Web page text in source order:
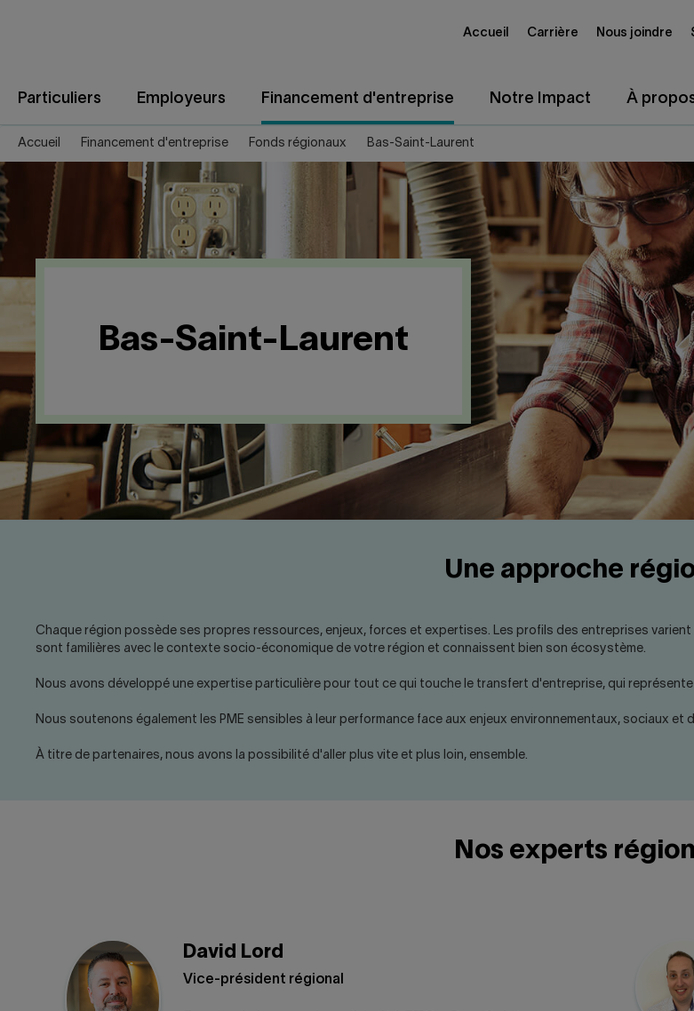
Particuliers Employeurs Financement d'entreprise Notre Impact À
Accueil Carrière Nous joindre
Accueil Financement d'entreprise Fonds régionaux Bas-Saint-Laurent
Bas-Saint-Laurent
Une approche
Chaque région possède ses propres ressources, enjeux, forces et expertises. Les profils des entreprises
sont familières avec le contexte socio-économique de votre région et connaissent bien son écosystème.
Nous avons développé une expertise particulière pour tout ce qui touche le transfert d'entreprise, qui
Nous soutenons également les PME sensibles à leur performance face aux enjeux environnementaux, sociaux et
À titre de partenaires, nous avons la possibilité d'aller plus vite et plus loin, ensemble.
Nos experts
David Lord
Vice-président régional